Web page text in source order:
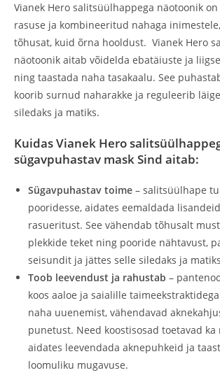
Vianek Hero salitsüülhappega näotoonik
rasuse ja kombineeritud nahaga
tõhusat, kuid õrna hooldust. Vianek Hero
näotoonik aitab võidelda ebatäiuste ja
ning taastada naha tasakaalu. See
koorib surnud naharakke ja reguleerib
siledaks ja matiks.
Kuidas Vianek Hero
sügavpuhastav mask Sind aitab:
Sügavpuhastav toime – salitsüülhape
pooridesse, aidates eemaldada
rasueritust. See vähendab tõhusalt
plekkide teket ning pooride nähtavust,
seisundit ja jättes selle siledaks ja
Toob leevendust ja rahustab –
koos aaloe ja saialille
naha uuenemist, vähendavad
punetust. Need koostisosad toetavad
aidates leevendada aknepuhkeid ja
loomuliku mugavuse.